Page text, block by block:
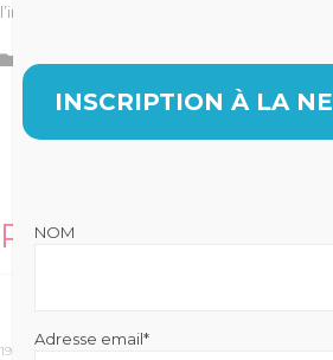
l’immobilier !
 Gestion,Immobilier
Related Stories
19 avril 2020
INSCRIPTION À LA
NOM
Adresse email*